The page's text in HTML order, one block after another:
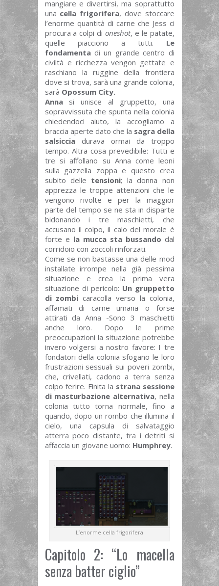
mangiare e divertirsi, ma soprattutto
una cella frigorifera, dove stoccare
l’enorme quantità di carne che Jess ci
procura a colpi di oneshot, e le patate,
quelle piacciono a tutti. Le
fondamentadi un grande centro di
civiltà e ricchezza vengon gettate e
raschiano la ruggine della frontiera
dove si trova, sarà una grande colonia,
sarà Opossum City.
Annasi unisce al gruppetto, una
sopravvissuta che spunta nella colonia
chiedendoci aiuto, la accogliamo a
braccia aperte dato che la sagra della
salsicciadurava ormai da troppo
tempo. Altra cosa prevedibile: Tutti e
tre si affollano su Anna come leoni
sulla gazzella zoppa e questo crea
subito delle tensioni; la donna non
apprezza le troppe attenzioni che le
vengono rivolte e per la maggior
parte del tempo se ne sta in disparte
bidonando i tre maschietti, che
accusano il colpo, il calo del morale è
forte e la mucca sta bussando dal
corridoio con zoccoli rinforzati.
Come se non bastasse una delle mod
installate irrompe nella già pessima
situazione e crea la prima vera
situazione di pericolo: Un gruppetto
di zombi caracolla verso la colonia,
affamati di carne umana o forse
attirati da Anna -Sono 3 maschietti
anche loro. Dopo le prime
preoccupazioni la situazione potrebbe
invero volgersi a nostro favore: I tre
fondatori della colonia sfogano le loro
frustrazioni sessuali sui poveri zombi,
che, crivellati, cadono a terra senza
colpo ferire. Finita la strana sessione
di masturbazione alternativa, nella
colonia tutto torna normale, fino a
quando, dopo un rombo che illumina il
cielo, una capsula di salvataggio
atterra poco distante, tra i detriti si
affaccia un giovane uomo: Humphrey.
L’enorme cella frigorifera
Capitolo 2: “Lo macella
senza batter ciglio”